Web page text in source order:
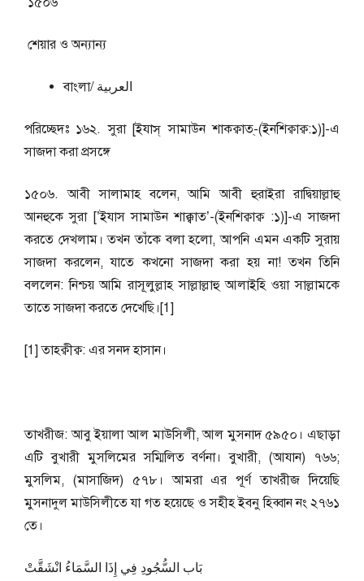
শেয়ার ও অন্যান্য
বাংলা/ العربية
পরিচ্ছেদঃ ১৬২. সুরা [ইযাস্ সামাউন শাকক্বাত্-(ইনশিক্বাক্ব:১)]-এ
সাজদা করা প্রসঙ্গে
১৫০৬. আবী সালামাহ বলেন, আমি আবী হুরাইরা রাদ্বিয়াল্লাহু
আনহুকে সুরা [’ইযাস সামাউন শাক্ক্বাত’-(ইনশিক্বাক্ব :১)]-এ সাজদা
করতে দেখলাম। তখন তাঁকে বলা হলো, আপনি এমন একটি সুরায়
সাজদা করলেন, যাতে কখনো সাজদা করা হয় না! তখন তিনি
বললেন: নিশ্চয় আমি রাসূলুল্লাহ সাল্লাল্লাহু আলাইহি ওয়া সাল্লামকে
তাতে সাজদা করতে দেখেছি।[1]
[1] তাহক্বীক্ব: এর সনদ হাসান।
তাখরীজ: আবু ইয়ালা আল মাউসিলী, আল মুসনাদ ৫৯৫০। এছাড়া
এটি বুখারী মুসলিমের সম্মিলিত বর্ণনা। বুখারী, (আযান) ৭৬৬;
মুসলিম, (মাসাজিদ) ৫৭৮। আমরা এর পূর্ণ তাখরীজ দিয়েছি
মুসনাদুল মাউসিলীতে যা গত হয়েছে ও সহীহ ইবনু হিব্বান নং ২৭৬১
তে।
بَاب السُّجُودِ فِي إِذَا السَّمَاءُ انْشَقَّتْ